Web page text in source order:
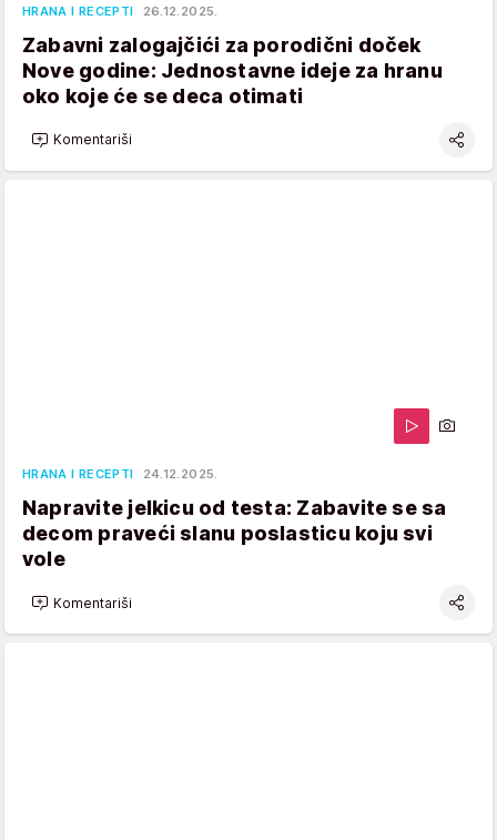
HRANA I RECEPTI 26.12.2025.
Zabavni zalogajčići za porodični doček
Nove godine: Jednostavne ideje za hranu
oko koje će se deca otimati
Komentariši
HRANA I RECEPTI 24.12.2025.
Napravite jelkicu od testa: Zabavite se sa
decom praveći slanu poslasticu koju svi
vole
Komentariši